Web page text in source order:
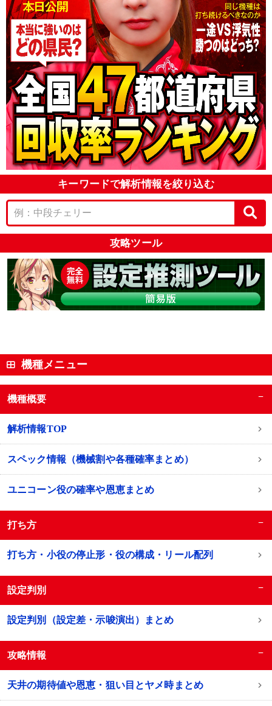
キーワードで解析情報を絞り込む
攻略ツール
機種メニュー
機種概要 −
解析情報TOP
スペック情報（機械割や各種確率まとめ）
ユニコーン役の確率や恩恵まとめ
打ち方 −
打ち方・小役の停止形・役の構成・リール配列
設定判別 −
設定判別（設定差・示唆演出）まとめ
攻略情報 −
天井の期待値や恩恵・狙い目とヤメ時まとめ